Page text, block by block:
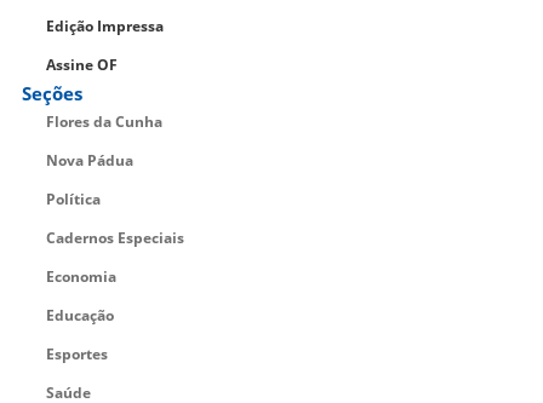
Edição Impressa
Assine OF
Seções
Flores da Cunha
Nova Pádua
Política
Cadernos Especiais
Economia
Educação
Esportes
Saúde